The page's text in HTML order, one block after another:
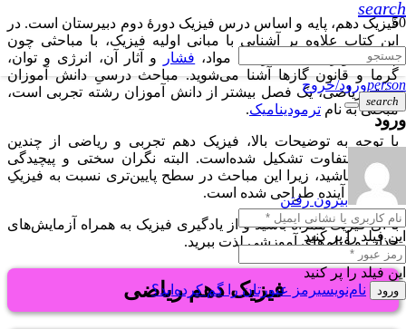
search
search
personورود/خروج
ورود
بیرون رفتن
این فیلد را پر کنید
این فیلد را پر کنید
ورود نام‌نویسیرمز عبورتان را گم کرده‌اید؟
فیزیک دهم، پایه و اساس درس فیزیک دورۀ دوم دبیرستان است. در
این کتاب علاوه بر آشنایی با مبانی اولیه فیزیک، با مباحثی چون
چگالی، ویژگی‌های فیزیکی مواد، فشار
و آثار آن، انرژی و توان،
گرما و قانون گازها آشنا می‌شوید. مباحث درسیِ دانش آموزان
رشته ریاضی، یک فصل بیشتر از دانش آموزان رشته تجربی است،
مبحثی به نام ترمودینامیک.
با توجه به توضیحات بالا، فیزیک دهم تجربی و ریاضی از چندین
مبحث متفاوت تشکیل شده‌است. البته نگران سختی و پیچیدگی
دروس نباشید، زیرا این مباحث در سطح پایین‌تری نسبت به فیزیکِ
سال‌های آینده طراحی شده است.
با آی فیزیک همراه باشید و از یادگیری فیزیک به همراه آزمایش‌های
جذاب و فیلم‌های آموزشی لذت ببرید.
فیزیک دهم ریاضی